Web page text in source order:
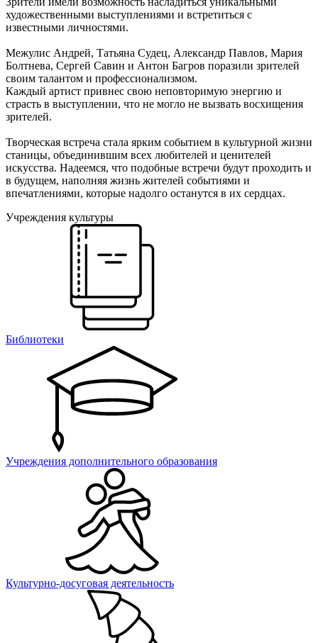
художественными выступлениями и встретиться с
известными личностями.
Межулис Андрей, Татьяна Судец, Александр Павлов, Мария
Болтнева, Сергей Савин и Антон Багров поразили зрителей
своим талантом и профессионализмом.
Каждый артист привнес свою неповторимую энергию и
страсть в выступлении, что не могло не вызвать восхищения
зрителей.
Творческая встреча стала ярким событием в культурной жизни
станицы, объединившим всех любителей и ценителей
искусства. Надеемся, что подобные встречи будут проходить и
в будущем, наполняя жизнь жителей событиями и
впечатлениями, которые надолго останутся в их сердцах.
Учреждения культуры
Библиотеки
Учреждения дополнительного образования
Культурно-досуговая деятельность